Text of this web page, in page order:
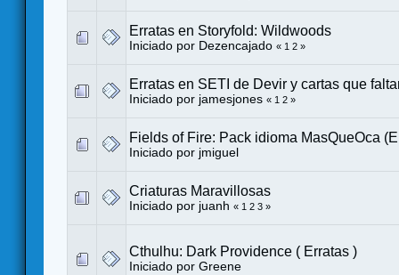
Erratas en Storyfold: Wildwoods
Iniciado por Dezencajado « 1 2 »
Erratas en SETI de Devir y cartas que
Iniciado por jamesjones « 1 2 »
Fields of Fire: Pack idioma MasQueOca
Iniciado por jmiguel
Criaturas Maravillosas
Iniciado por juanh « 1 2 3 »
Cthulhu: Dark Providence ( Erratas )
Iniciado por Greene